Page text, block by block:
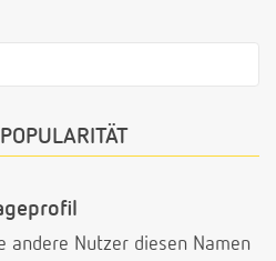
POPULARITÄT
andere Nutzer diesen Namen